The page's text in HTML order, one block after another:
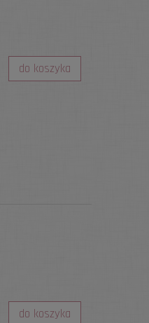
do koszyka
do koszyka